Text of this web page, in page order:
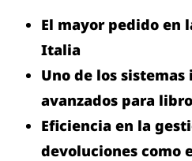
El mayor pedido en
Italia
Uno de los
avanzados para
Eficiencia en la
devoluciones como